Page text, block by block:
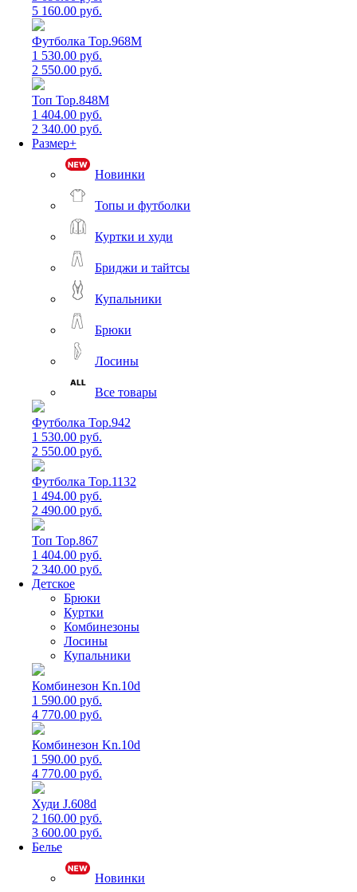
5 160.00 руб.
Футболка Top.968M
1 530.00 руб.
2 550.00 руб.
Топ Top.848M
1 404.00 руб.
2 340.00 руб.
Размер+
Новинки
Топы и футболки
Куртки и худи
Бриджи и тайтсы
Купальники
Брюки
Лосины
Все товары
Футболка Top.942
1 530.00 руб.
2 550.00 руб.
Футболка Top.1132
1 494.00 руб.
2 490.00 руб.
Топ Top.867
1 404.00 руб.
2 340.00 руб.
Детское
Брюки
Куртки
Комбинезоны
Лосины
Купальники
Комбинезон Kn.10d
1 590.00 руб.
4 770.00 руб.
Комбинезон Kn.10d
1 590.00 руб.
4 770.00 руб.
Худи J.608d
2 160.00 руб.
3 600.00 руб.
Белье
Новинки